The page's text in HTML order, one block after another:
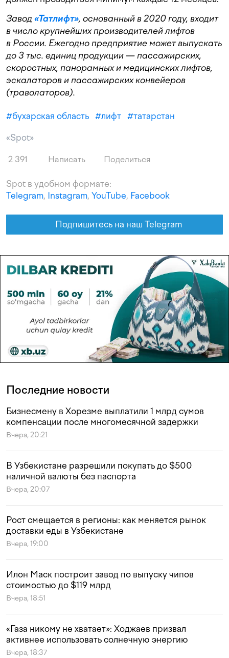
Завод «Татлифт», основанный в 2020 году, входит
в число крупнейших производителей лифтов
в России. Ежегодно предприятие может выпускать
до 3 тыс. единиц продукции — пассажирских,
скоростных, панорамных и медицинских лифтов,
эскалаторов и пассажирских конвейеров
(траволаторов).
#бухарская область #лифт #татарстан
«Spot»
2 391 Написать Поделиться
Spot в удобном формате:
Telegram, Instagram, YouTube, Facebook
Подпишитесь на наш Telegram
Последние новости
Бизнесмену в Хорезме выплатили 1 млрд сумов
компенсации после многомесячной задержки
Вчера, 20:21
В Узбекистане разрешили покупать до $500
наличной валюты без паспорта
Вчера, 20:07
Рост смещается в регионы: как меняется рынок
доставки еды в Узбекистане
Вчера, 19:00
Илон Маск построит завод по выпуску чипов
стоимостью до $119 млрд
Вчера, 18:51
«Газа никому не хватает»: Ходжаев призвал
активнее использовать солнечную энергию
Вчера, 18:37